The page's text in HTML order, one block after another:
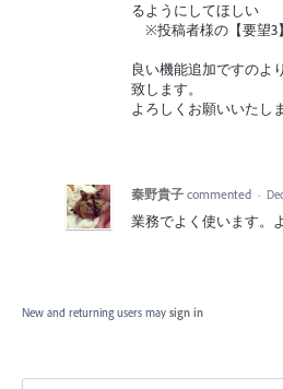
るようにしてほしい
※投稿者様の【要望3
良い機能追加ですのよ
致します。
よろしくお願いいたし
秦野貴子 commented ·
業務でよく使います。
New and returning users may sign in